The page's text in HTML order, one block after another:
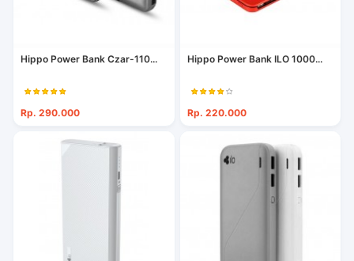
Hippo Power Bank Czar-110...
Rp. 290.000
Hippo Power Bank ILO 1000...
Rp. 220.000